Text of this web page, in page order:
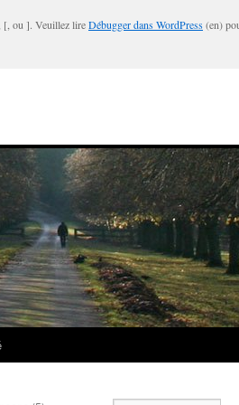
[, ou ]. Veuillez lireDébugger dans WordPress(en)